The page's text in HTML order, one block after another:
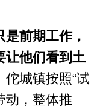
前期工作，
让他们看到土
佗城镇按照“试
动，整体推